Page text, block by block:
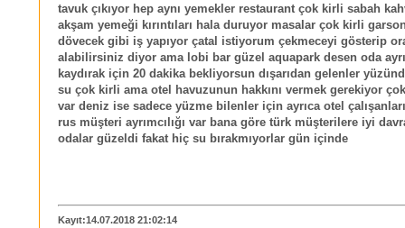
tavuk çıkıyor hep aynı yemekler restaurant çok kirli sabah
akşam yemeği kırıntıları hala duruyor masalar çok kirli
dövecek gibi iş yapıyor çatal istiyorum çekmeceyi gösterip
alabilirsiniz diyor ama lobi bar güzel aquapark desen oda
kaydırak için 20 dakika bekliyorsun dışarıdan gelenler
su çok kirli ama otel havuzunun hakkını vermek gerekiyor
var deniz ise sadece yüzme bilenler için ayrıca otel
rus müşteri ayrımcılığı var bana göre türk müşterilere iyi
odalar güzeldi fakat hiç su bırakmıyorlar gün içinde
Kayıt:14.07.2018 21:02:14